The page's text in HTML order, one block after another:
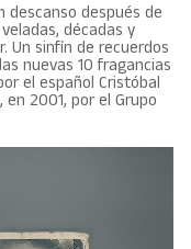
descanso después de
décadas y
Un sinfín de recuerdos
nuevas 10 fragancias
el español Cristóbal
en 2001, por el Grupo